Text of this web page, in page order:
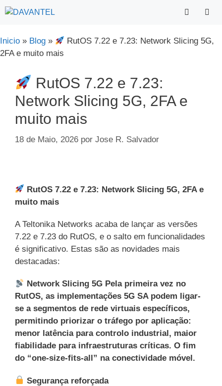
Saltar
para
conteúdo
Menu
Inicio » Blog »
RutOS 7.22 e 7.23: Network Slicing 5G,
2FA e muito mais
RutOS 7.22 e 7.23:
Network Slicing 5G, 2FA e
muito mais
18 de Maio, 2026 por Jose R. Salvador
RutOS 7.22 e 7.23: Network Slicing 5G, 2FA e
muito mais
A Teltonika Networks acaba de lançar as versões
7.22 e 7.23 do RutOS, e o salto em funcionalidades
é significativo. Estas são as novidades mais
destacadas:
Network Slicing 5G Pela primeira vez no
RutOS, as implementações 5G SA podem ligar-
se a segmentos de rede virtuais específicos,
permitindo priorizar o tráfego por aplicação:
menor latência para controlo industrial, maior
fiabilidade para infraestruturas críticas. O fim
do “one-size-fits-all” na conectividade móvel.
Segurança reforçada